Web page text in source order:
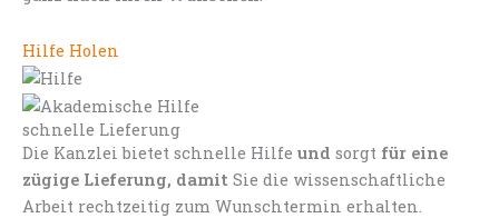
Hilfe Holen
schnelle Lieferung
Die Kanzlei bietet schnelle Hilfe und sorgt für eine
zügige Lieferung, damit Sie die wissenschaftliche
Arbeit rechtzeitig zum Wunschtermin erhalten.